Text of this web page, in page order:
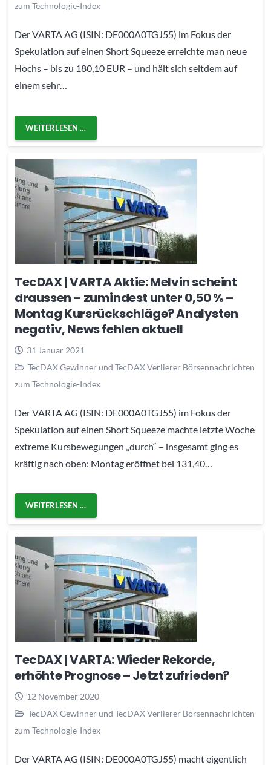
zum Technologie-Index
Der VARTA AG (ISIN: DE000A0TGJ55) im Fokus der
Spekulation auf einen Short Squeeze erreichte man neue
Hochs – bis zu 180,10 EUR – und hält sich seitdem auf
einem sehr…
WEITERLESEN …
TecDAX | VARTA Aktie: Melvin scheint
draussen – zumindest unter 0,50 % –
Montag Kursrückschläge? Analysten
negativ, News fehlen aktuell
31 Januar 2021
TecDAX Gewinner und TecDAX Verlierer Börsennachrichten
zum Technologie-Index
Der VARTA AG (ISIN: DE000A0TGJ55) im Fokus der
Spekulation auf einen Short Squeeze machte letzte Woche
extreme Kursbewegungen „durch“ – insgesamt ging es
kräftig nach oben: Montag eröffnet bei 131,40…
WEITERLESEN …
TecDAX | VARTA: Wieder Rekorde,
erhöhte Prognose – Jetzt zufrieden?
12 November 2020
TecDAX Gewinner und TecDAX Verlierer Börsennachrichten
zum Technologie-Index
Der VARTA AG (ISIN: DE000A0TGJ55) macht eigentlich